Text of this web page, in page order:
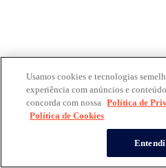
Usamos cookies e tecnologias
experiência com anúncios e
concorda com nossa Política de
Política de Cookies
Entendi